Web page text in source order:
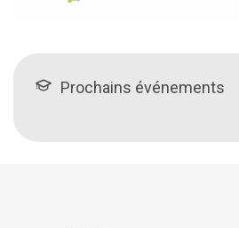
Prochains événements